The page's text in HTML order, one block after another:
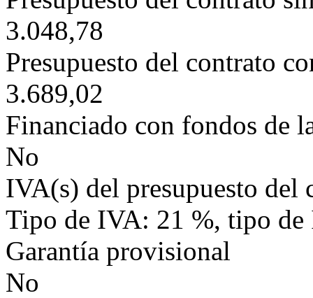
3.048,78
Presupuesto del contrato
3.689,02
Financiado con fondos de
No
IVA(s) del presupuesto del
Tipo de IVA: 21 %, tipo de
Garantía provisional
No